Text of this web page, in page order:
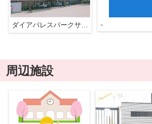
ダイアパレスパークサイド川内 -
周辺施設